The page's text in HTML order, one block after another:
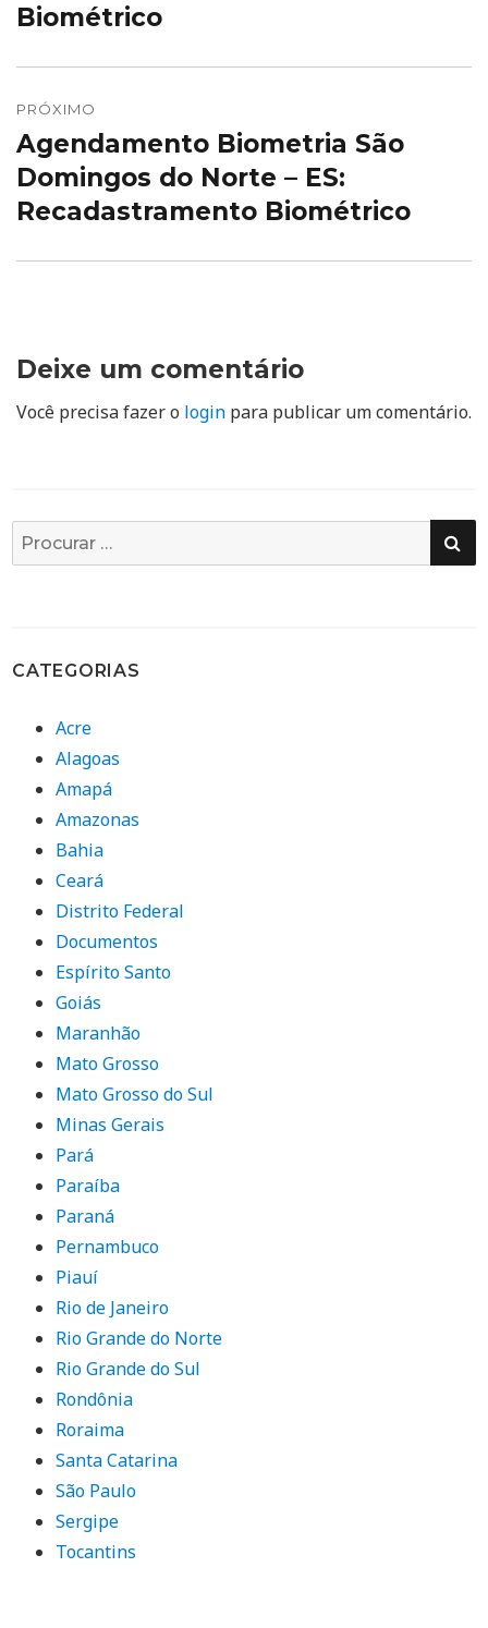
Biométrico
PRÓXIMO
Próximo
post:
Agendamento Biometria São
Domingos do Norte – ES:
Recadastramento Biométrico
Deixe um comentário
Você precisa fazer o login para publicar um comentário.
Busca
por:
CATEGORIAS
Acre
Alagoas
Amapá
Amazonas
Bahia
Ceará
Distrito Federal
Documentos
Espírito Santo
Goiás
Maranhão
Mato Grosso
Mato Grosso do Sul
Minas Gerais
Pará
Paraíba
Paraná
Pernambuco
Piauí
Rio de Janeiro
Rio Grande do Norte
Rio Grande do Sul
Rondônia
Roraima
Santa Catarina
São Paulo
Sergipe
Tocantins